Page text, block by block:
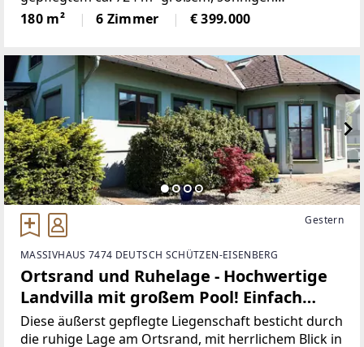
Grundstück. Es bietet eine Gesamtnutzfläche von
ca. 180 m² und kann auch über die Terrasse
180 m² 6 Zimmer € 399.000
Gestern
MASSIVHAUS 7474 DEUTSCH SCHÜTZEN-EISENBERG
Ortsrand und Ruhelage - Hochwertige
Landvilla mit großem Pool! Einfach
Koffer packen und einziehen!
Diese äußerst gepflegte Liegenschaft besticht durch
die ruhige Lage am Ortsrand, mit herrlichem Blick in